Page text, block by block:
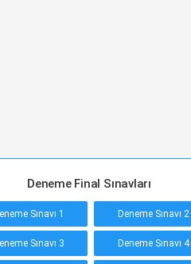
Deneme Final Sınavları
Sınavı 1 Deneme Sınavı 2
Sınavı 3 Deneme Sınavı 4